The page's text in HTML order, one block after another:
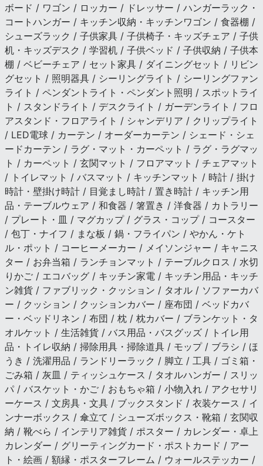
ボード / ワゴン / ロッカー / ドレッサー / ハンガーラック・
コートハンガー / キッチン収納・キッチンワゴン / 食器棚 /
シューズラック / 子供家具 / 子供椅子・キッズチェア / 子供
机・キッズデスク / 学習机 / 子供ベッド / 子供収納 / 子供本
棚 / ベビーチェア / セット家具 / ダイニングセット / リビン
グセット / 照明器具 / シーリングライト / シーリングファン
ライト / ペンダントライト・ペンダント照明 / スポットライ
ト / スタンドライト / デスクライト / ガーデンライト / フロ
アスタンド・フロアライト / シャンデリア / クリップライト
/ LED電球 / カーテン / オーダーカーテン / シェード・シェ
ードカーテン / ラグ・マット・カーペット / ラグ・ラグマッ
ト / カーペット / 玄関マット / フロアマット / チェアマット
/ トイレマット / バスマット / キッチンマット / 時計 / 掛け
時計・壁掛け時計 / 目覚まし時計 / 置き時計 / キッチン用
品・テーブルウェア / 和食器 / 箸置き / 洋食器 / カトラリー
/ プレート・皿 / マグカップ / グラス・コップ / コースター
/ 包丁・ナイフ / まな板 / 鍋・フライパン / やかん・ケト
ル・ポット / コーヒーメーカー / メイソンジャー / キャニス
ター / お弁当箱 / ランチョンマット / テーブルクロス / 水切
りかご / エコバッグ / キッチン家電 / キッチン用品・キッチ
ン雑貨 / ファブリック・クッション / タオル / ソファーカバ
ー / クッション / クッションカバー / 座布団 / ベッドカバ
ー・ベッドリネン / 布団 / 枕 / 枕カバー / ブランケット・タ
オルケット / 生活雑貨 / バス用品・バスグッズ / トイレ用
品・トイレ収納 / 掃除用具・掃除道具 / モップ / ブラシ / ほ
うき / 洗濯用品 / ランドリーラック / 脚立 / 工具 / ゴミ箱・
ごみ箱 / 灰皿 / ティッシュケース / タオルハンガー / スリッ
パ / バスケット・かご / おもちゃ箱 / 小物入れ / アクセサリ
ーケース / 文房具・文具 / ブックスタンド / 衣装ケース / イ
ンナーボックス / 傘立て / シューズボックス・靴箱 / 玄関収
納 / 靴べら / インテリア雑貨 / ポスター / カレンダー・卓上
カレンダー / グリーティングカード・ポストカード / アー
ト・絵画 / 額縁・ポスターフレーム / ウォールステッカー /